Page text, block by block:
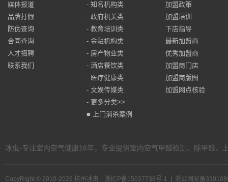
媒体报道
品牌打假
防伪查询
合同查询
人才招聘
联系我们
- 知名机构类
- 政府机关类
- 教育培训类
- 金融机构类
- 房产物业类
- 酒店餐饮类
- 医疗健康类
- 文娱传媒类
- 更多分类>>
■ 上门消杀案例
加盟政策
加盟培训
下店指导
最新加盟商
优秀加盟商
加盟商门店
加盟商版图
加盟网点核验
冰虫-专注室内空气健康16年，专业提供室内空气甲醛检测、除甲醛
CopyRight © 2010-2026 杭州冰虫 浙ICP备15037736号-1 浙公网安备